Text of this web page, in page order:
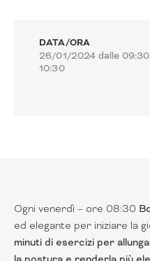
DATA/ORA
26/01/2024 dalle
10:30
Ogni venerdì – ore 08:30
ed elegante per iniziare la
minuti di esercizi per